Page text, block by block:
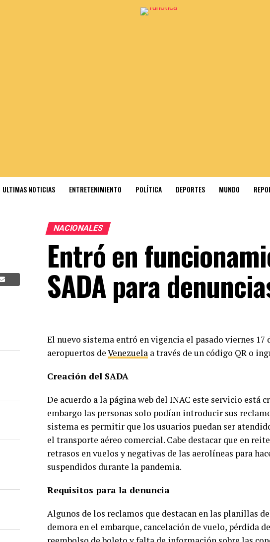
ULTIMAS NOTICIAS ENTRETENIMIENTO POLÍTICA DEPORTES MUNDO
NACIONALES
Entró en
SADA para
El nuevo sistema entró en vigencia el pasado viernes
aeropuertos deVenezuela a través de un código QR o
Creación del SADA
De acuerdo a la página web del INAC este servicio está
embargo las personas solo podían introducir sus
sistema es permitir que los usuarios puedan ser
el transporte aéreo comercial. Cabe destacar que en
retrasos en vuelos y negativas de las aerolíneas para
suspendidos durante la pandemia.
Requisitos para la denuncia
Algunos de los reclamos que destacan en las planillas
demora en el embarque, cancelación de vuelo, pérdida